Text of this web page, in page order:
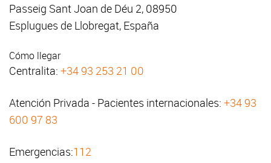
Passeig Sant Joan de Déu 2, 08950
Esplugues de Llobregat, España
Cómo llegar
Centralita: +34 93 253 21 00
Atención Privada - Pacientes internacionales: +34 93
600 97 83
Emergencias:112